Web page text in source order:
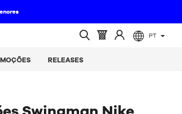
PT
aberta
RELEASES